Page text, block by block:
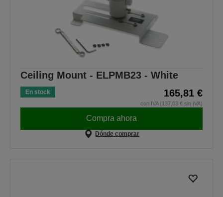
Ceiling Mount - ELPMB23 - White
En stock 165,81 €
con IVA (137,03 € sin IVA)
Compra ahora
Dónde comprar